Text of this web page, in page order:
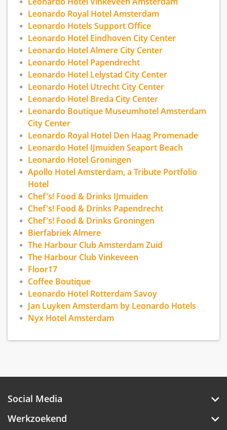
Leonardo Royal Hotel Amsterdam
Leonardo Hotels Support Office
Leonardo Hotel Eindhoven City Center
Leonardo Hotel Almere City Center
Leonardo Hotel Papendrecht
Leonardo Hotel Lelystad City Center
Leonardo Hotel Utrecht City Center
Leonardo Hotel Breda City Center
Leonardo Boutique Museumhotel Amsterdam
City Center
Leonardo Royal Hotel Den Haag Promenade
Leonardo Hotel IJmuiden Seaport Beach
Leonardo Hotel Groningen
Apollo Hotel Amsterdam, a Tribute Portfolio
Hotel
Chef's! Food & Drinks IJmuiden
Chef's! Food & Drinks Papendrecht
Chef's! Food & Drinks Groningen
Bierfabriek Almere
The Harbour Club Amsterdam Zuid
The Harbour Club Vinkeveen
Floor17
Coffee Boutique
Leonardo Hotel Rotterdam Savoy
Jan Luyken Amsterdam by Leonardo Hotels
Nyx Hotel Amsterdam
Social Media
Werkzoekend